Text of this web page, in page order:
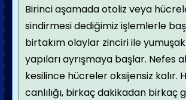
Birinci aşamada otoliz veya
sindirmesi dediğimiz işlemlerle
birtakım olaylar zinciri ile
yapıları ayrışmaya başlar. Nefes
kesilince hücreler oksijensiz kalır.
canlılığı, birkaç dakikadan birkaç